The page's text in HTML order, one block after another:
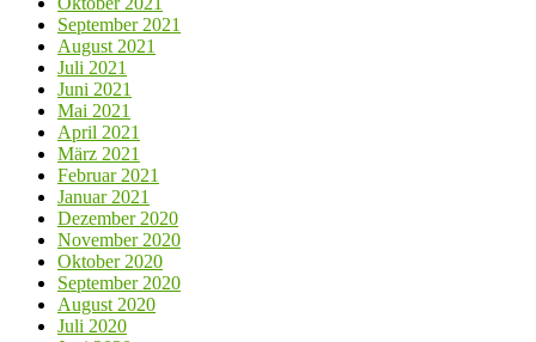
September 2021
August 2021
Juli 2021
Juni 2021
Mai 2021
April 2021
März 2021
Februar 2021
Januar 2021
Dezember 2020
November 2020
Oktober 2020
September 2020
August 2020
Juli 2020